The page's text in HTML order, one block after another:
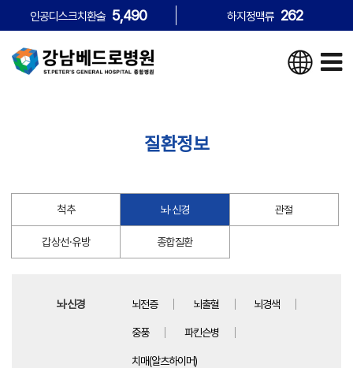
인공디스크치환술 5,490 하지정맥류 262
질환정보
척추 뇌·신경 관절
갑상선·유방 종합질환
뇌·신경 뇌전증 뇌출혈 뇌경색
중풍 파킨슨병
치매(알츠하이머)